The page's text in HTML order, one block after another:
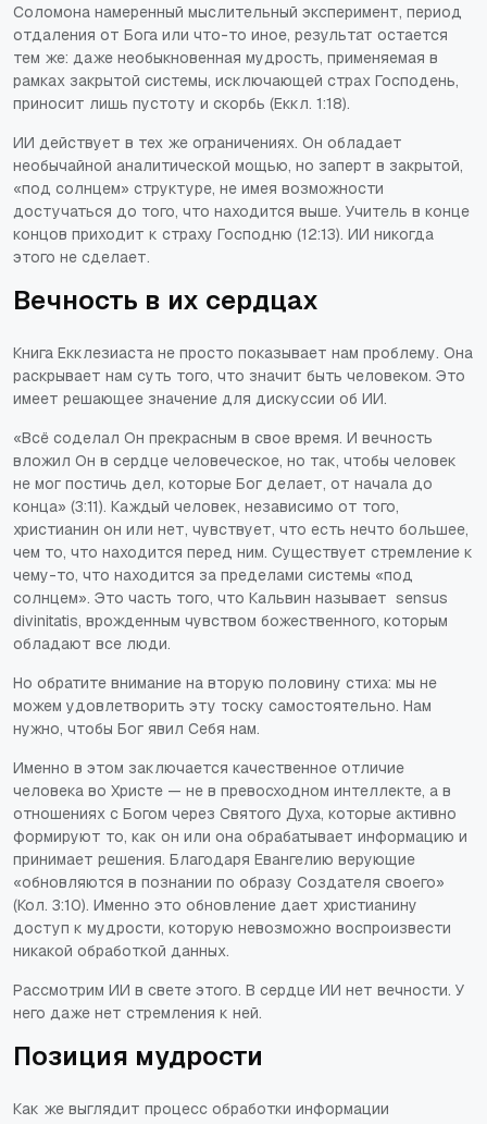
Соломона намеренный мыслительный эксперимент, период
отдаления от Бога или что-то иное, результат остается
тем же: даже необыкновенная мудрость, применяемая в
рамках закрытой системы, исключающей страх Господень,
приносит лишь пустоту и скорбь (Еккл. 1:18).
ИИ действует в тех же ограничениях. Он обладает
необычайной аналитической мощью, но заперт в закрытой,
«под солнцем» структуре, не имея возможности
достучаться до того, что находится выше. Учитель в конце
концов приходит к страху Господню (12:13). ИИ никогда
этого не сделает.
Вечность в их сердцах
Книга Екклезиаста не просто показывает нам проблему. Она
раскрывает нам суть того, что значит быть человеком. Это
имеет решающее значение для дискуссии об ИИ.
«Всё соделал Он прекрасным в свое время. И вечность
вложил Он в сердце человеческое, но так, чтобы человек
не мог постичь дел, которые Бог делает, от начала до
конца» (3:11). Каждый человек, независимо от того,
христианин он или нет, чувствует, что есть нечто большее,
чем то, что находится перед ним. Существует стремление к
чему-то, что находится за пределами системы «под
солнцем». Это часть того, что Кальвин называет sensus
divinitatis, врожденным чувством божественного, которым
обладают все люди.
Но обратите внимание на вторую половину стиха: мы не
можем удовлетворить эту тоску самостоятельно. Нам
нужно, чтобы Бог явил Себя нам.
Именно в этом заключается качественное отличие
человека во Христе — не в превосходном интеллекте, а в
отношениях с Богом через Святого Духа, которые активно
формируют то, как он или она обрабатывает информацию и
принимает решения. Благодаря Евангелию верующие
«обновляются в познании по образу Создателя своего»
(Кол. 3:10). Именно это обновление дает христианину
доступ к мудрости, которую невозможно воспроизвести
никакой обработкой данных.
Рассмотрим ИИ в свете этого. В сердце ИИ нет вечности. У
него даже нет стремления к ней.
Позиция мудрости
Как же выглядит процесс обработки информации